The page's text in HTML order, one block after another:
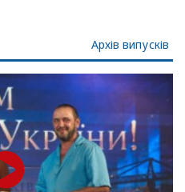
Архів випусків